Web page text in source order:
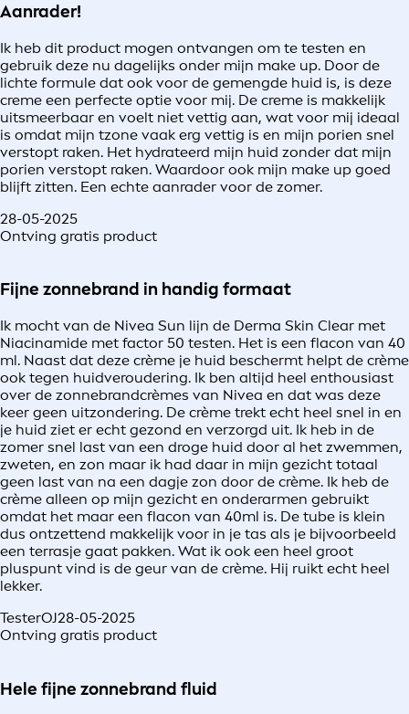
Aanrader!
Ik heb dit product mogen ontvangen om te testen en
gebruik deze nu dagelijks onder mijn make up. Door de
lichte formule dat ook voor de gemengde huid is, is deze
creme een perfecte optie voor mij. De creme is makkelijk
uitsmeerbaar en voelt niet vettig aan, wat voor mij ideaal
is omdat mijn tzone vaak erg vettig is en mijn porien snel
verstopt raken. Het hydrateerd mijn huid zonder dat mijn
porien verstopt raken. Waardoor ook mijn make up goed
blijft zitten. Een echte aanrader voor de zomer.
28-05-2025
Ontving gratis product
Fijne zonnebrand in handig formaat
Ik mocht van de Nivea Sun lijn de Derma Skin Clear met
Niacinamide met factor 50 testen. Het is een flacon van 40
ml. Naast dat deze crème je huid beschermt helpt de crème
ook tegen huidveroudering. Ik ben altijd heel enthousiast
over de zonnebrandcrèmes van Nivea en dat was deze
keer geen uitzondering. De crème trekt echt heel snel in en
je huid ziet er echt gezond en verzorgd uit. Ik heb in de
zomer snel last van een droge huid door al het zwemmen,
zweten, en zon maar ik had daar in mijn gezicht totaal
geen last van na een dagje zon door de crème. Ik heb de
crème alleen op mijn gezicht en onderarmen gebruikt
omdat het maar een flacon van 40ml is. De tube is klein
dus ontzettend makkelijk voor in je tas als je bijvoorbeeld
een terrasje gaat pakken. Wat ik ook een heel groot
pluspunt vind is de geur van de crème. Hij ruikt echt heel
lekker.
TesterOJ28-05-2025
Ontving gratis product
Hele fijne zonnebrand fluid